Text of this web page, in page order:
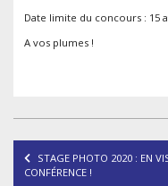
Date limite du concours : 15
A vos plumes !
Navigation
de
STAGE PHOTO 2020 : EN
CONFÉRENCE !